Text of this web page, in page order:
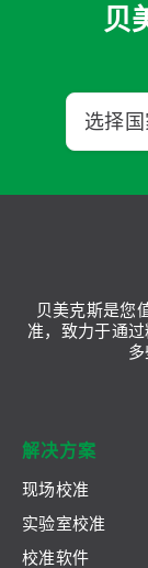
贝
贝美克斯是您
准，致力于通
解决方案
现场校准
实验室校准
校准软件